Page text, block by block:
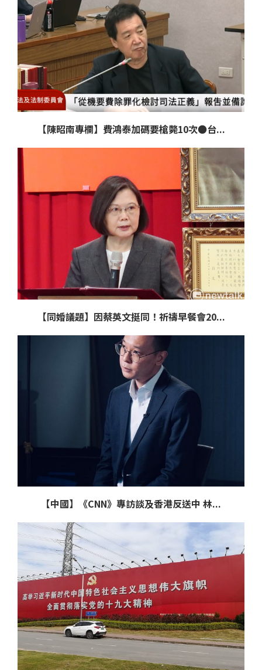
【陳昭南專欄】費鴻泰加碼要槍斃10次●台...
【同婚議題】因蔡英文挺同！祈禱早餐會20...
【中國】《CNN》專訪談及香港反送中 林...